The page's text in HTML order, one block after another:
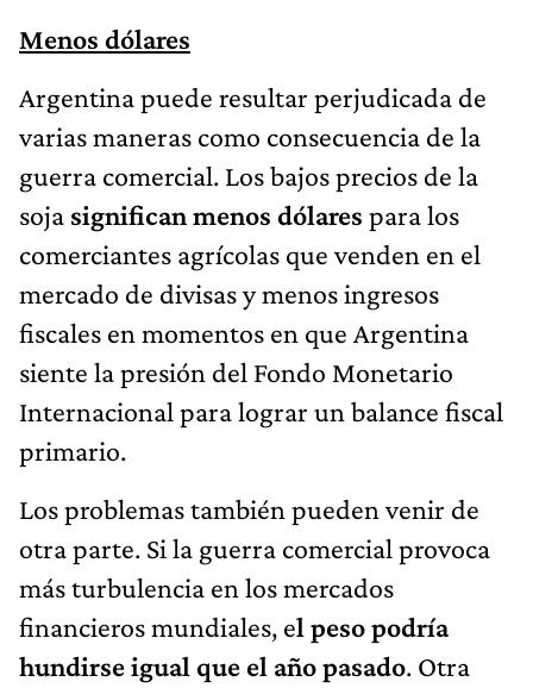
Menos dólares
Argentina puede resultar perjudicada de
varias maneras como consecuencia de la
guerra comercial. Los bajos precios de la
soja significan menos dólares para los
comerciantes agrícolas que venden en el
mercado de divisas y menos ingresos
fiscales en momentos en que Argentina
siente la presión del Fondo Monetario
Internacional para lograr un balance fiscal
primario.
Los problemas también pueden venir de
otra parte. Si la guerra comercial provoca
más turbulencia en los mercados
financieros mundiales, el peso podría
hundirse igual que el año pasado. Otra